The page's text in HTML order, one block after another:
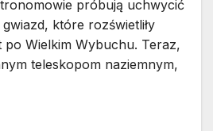
próbują uchwycić
które rozświetliły
po Wielkim Wybuchu. Teraz,
teleskopom naziemnym,